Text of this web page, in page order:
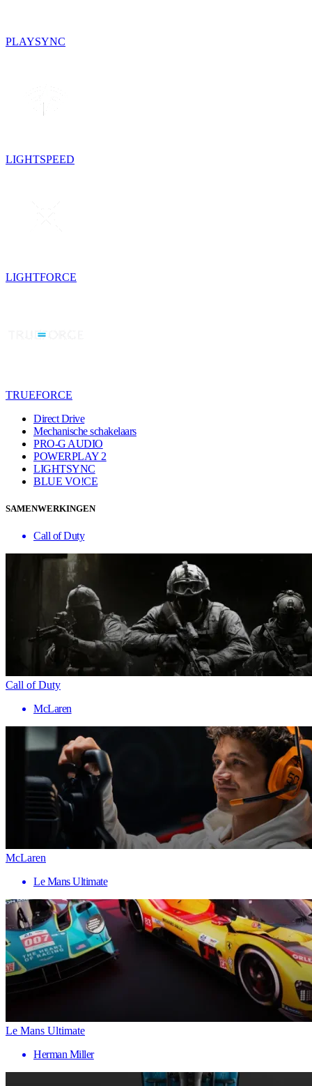
PLAYSYNC
LIGHTSPEED
LIGHTFORCE
TRUEFORCE
Direct Drive
Mechanische schakelaars
PRO-G AUDIO
POWERPLAY 2
LIGHTSYNC
BLUE VO!CE
SAMENWERKINGEN
Call of Duty
Call of Duty
McLaren
McLaren
Le Mans Ultimate
Le Mans Ultimate
Herman Miller